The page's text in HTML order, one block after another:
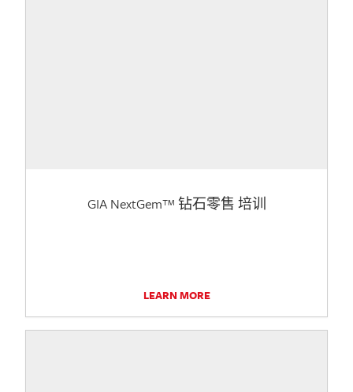
GIA NextGem™ 钻石零售 培训
LEARN MORE